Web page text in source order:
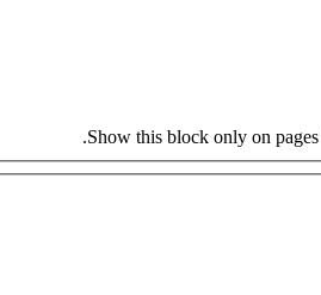
Show this block only on